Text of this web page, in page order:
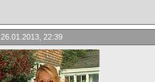
26.01.2013, 22:39